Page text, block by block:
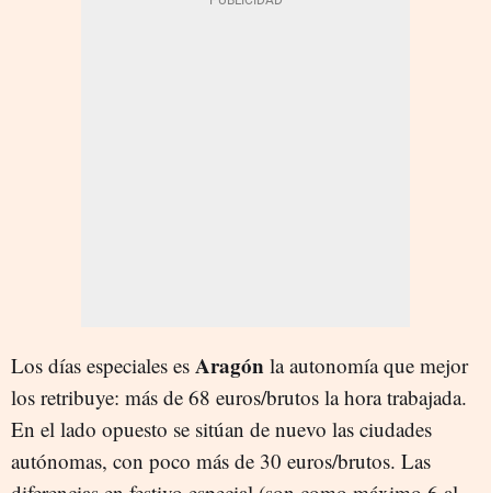
Los días especiales es Aragón la autonomía que mejor
los retribuye: más de 68 euros/brutos la hora trabajada.
En el lado opuesto se sitúan de nuevo las ciudades
autónomas, con poco más de 30 euros/brutos. Las